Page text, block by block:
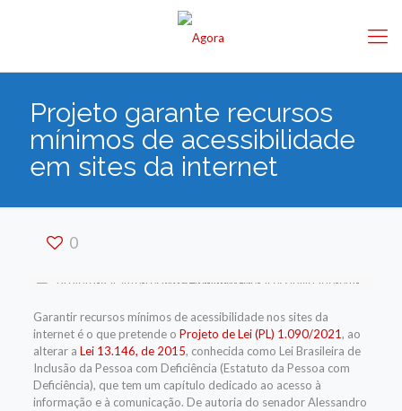
Projeto garante recursos
mínimos de acessibilidade
em sites da internet
0
Garantir recursos mínimos de acessibilidade nos sites da
internet é o que pretende o Projeto de Lei (PL) 1.090/2021, ao
alterar a Lei 13.146, de 2015, conhecida como Lei Brasileira de
Inclusão da Pessoa com Deficiência (Estatuto da Pessoa com
Deficiência), que tem um capítulo dedicado ao acesso à
informação e à comunicação. De autoria do senador Alessandro